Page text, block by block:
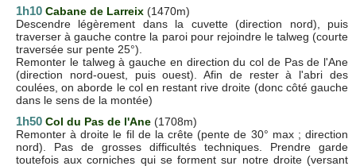
1h10 Cabane de Larreix (1470m)
Descendre légèrement dans la cuvette (direction nord), puis
traverser à gauche contre la paroi pour rejoindre le talweg (courte
traversée sur pente 25°).
Remonter le talweg à gauche en direction du col de Pas de l'Ane
(direction nord-ouest, puis ouest). Afin de rester à l'abri des
coulées, on aborde le col en restant rive droite (donc côté gauche
dans le sens de la montée)
1h50 Col du Pas de l'Ane (1708m)
Remonter à droite le fil de la crête (pente de 30° max ; direction
nord). Pas de grosses difficultés techniques. Prendre garde
toutefois aux corniches qui se forment sur notre droite (versant